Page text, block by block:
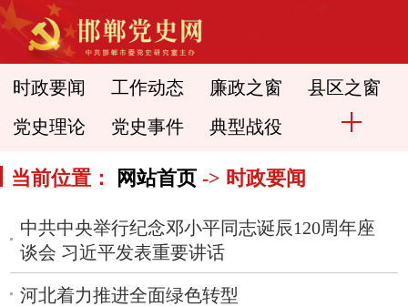
时政要闻 工作动态 廉政之窗 县区之窗
党史理论 党史事件 典型战役
当前位置： 网站首页 -> 时政要闻
中共中央举行纪念邓小平同志诞辰120周年座
谈会 习近平发表重要讲话
河北着力推进全面绿色转型